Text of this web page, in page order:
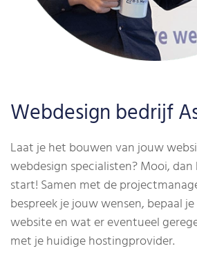
Webdesign bedrijf
Laat je het bouwen van jouw
webdesign specialisten? Mooi,
start! Samen met de
bespreek je jouw wensen, bepaal
website en wat er eventueel
met je huidige hostingprovider.